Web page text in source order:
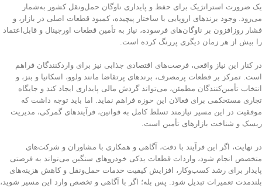
یک ضرورت استراتژیک برای حفظ و پایداری ناوگان حمل‌ونقل کشور به‌شمار
می‌رود. وجود برندهای اروپایی با ساختار پیچیده، کمبود قطعات اصلی در بازار، و
فشار روزافزون بر ناوگان‌های فرسوده، نیاز به تأمین قطعات اورجینال و قابل‌اعتماد
را بیش از هر زمان دیگری پررنگ کرده است.
در کنار این نیاز واقعی، فرصت‌های اقتصادی جذابی نیز برای واردکنندگان فراهم
است. تمرکز بر قطعات پرمصرف، برندهای پرتقاضا مانند ولوو، اسکانیا و بنز، و
انتخاب تأمین‌کنندگان مطمئن، می‌تواند گردش مالی پایداری ایجاد کند و جایگاه
تجاری مستحکمی برای فعالان این حوزه فراهم نماید. اما باید توجه داشت که
موفقیت در این مسیر نیازمند تسلط کامل به قوانین، فرآیندهای گمرکی، مدیریت
ریسک و شناخت بازارهای تأمین است.
در نهایت، اگر این فرآیند با دقت، آگاهی و همکاری با مشاوران و شرکت‌های
متخصص انجام شود، واردات قطعات یدکی خودروهای سنگین می‌تواند به فرصتی
پایدار برای رشد کسب‌وکار، افزایش کیفیت خدمات حمل‌ونقل و کاهش هزینه‌های
بلندمدت تعمیرات تبدیل شود. پس بله؛ اگر با آگاهی و تخصص وارد این مسیر شوید،